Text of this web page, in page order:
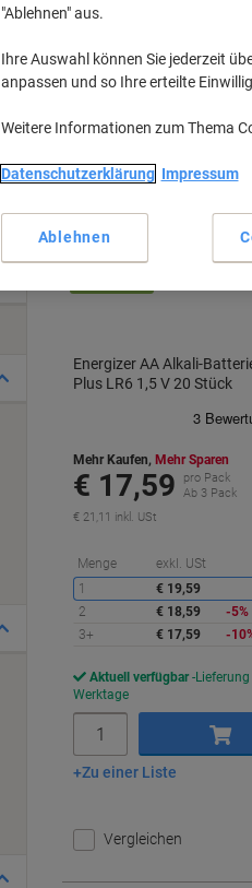
Energizer AA Alkali-
Plus LR6 1,5 V 20 Stück
Mehr Kaufen, Mehr Sparen
€ 17,59
pro Pack
Ab 3 Pack
€ 21,11 inkl. USt
Menge exkl. USt
1
€ 19,59
2
€ 18,59
-5%
3+
€ 17,59 -
Aktuell verfügbar Lieferung
Werktage
In den
Zu einer Liste
Vergleichen
"Ablehnen" aus.
Ihre Auswahl können Sie jederzeit
anpassen und so Ihre erteilte
Weitere Informationen zum Thema
Datenschutzerklärung Impressum
Ablehnen